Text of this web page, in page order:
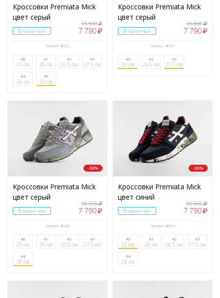
Кроссовки Premiata Mick
цвет серый
В наличии
15 590₽
7 790₽
Артикул: 46922
40
25 см.
41
26 см.
42
26.5 см.
43
27.5 см.
44
28 см.
45
29 см.
Кроссовки Premiata Mick
цвет серый
В наличии
15 590₽
7 790₽
Артикул: 46921
40
25 см.
42
26.5 см.
43
27.5 см.
-50%
Кроссовки Premiata Mick
цвет серый
В наличии
15 590₽
7 790₽
Артикул: 46920
40
25 см.
41
26 см.
42
26.5 см.
43
27.5 см.
44
28 см.
-50%
Кроссовки Premiata Mick
цвет синий
В наличии
15 590₽
7 790₽
Артикул: 46919
40
25 см.
41
26 см.
42
26.5 см.
43
27.5 см.
44
28 см.